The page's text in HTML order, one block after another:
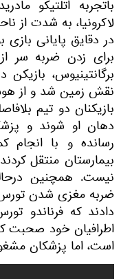
باتجربه اتلتیکو
لاکرونیا، به شدت از
در دقایق پایانی
برای زدن ضربه سر
برگانتینیوس،
نقش زمین شد و از
بازیکنان دو تیم
دهان او شوند و
رسانده و با انجام
بیمارستان منتقل
نیست. همچنین
ضربه مغزی شدن تورس
دادند که فرناندو
اطرافیان خود صحبت
است، اما پزشکان